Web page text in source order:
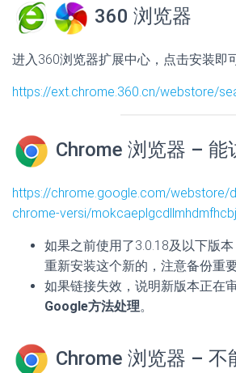
360 浏览器
进入360浏览器扩展中心，点击安装即
https://ext.chrome.360.cn/webstore/
Chrome 浏览器 – 能
https://chrome.google.com/webstore/
chrome-versi/
如果之前使用了3.0.18及以下版本
重新安装这个新的，注意备份重
如果链接失效，说明新版本正在
Google方法处理。
Chrome 浏览器 – 不